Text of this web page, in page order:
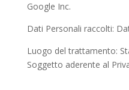
Google Inc.
Dati Personali raccolti:
Luogo del trattamento:
Soggetto aderente al